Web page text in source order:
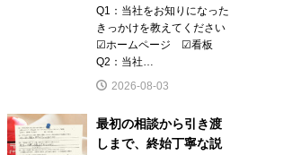
Q1：当社をお知りになった
きっかけを教えてください
☑ホームページ ☑看板
Q2：当社…
2026-08-03
最初の相談から引き渡
しまで、終始丁寧な説